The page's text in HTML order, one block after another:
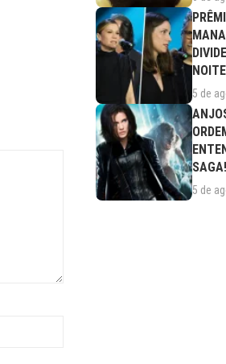
5 de
SAGA!
5 de